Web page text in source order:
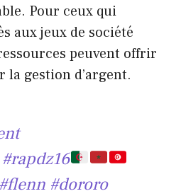
Pour ceux qui
aux jeux de société
peuvent offrir
la gestion d’argent.
#rapdz16
#flenn #dororo